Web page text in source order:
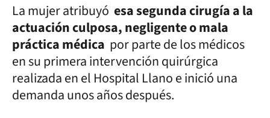
La mujer atribuyó esa segunda cirugía a la
actuación culposa, negligente o mala
práctica médica por parte de los médicos
en su primera intervención quirúrgica
realizada en el Hospital Llano e inició una
demanda unos años después.